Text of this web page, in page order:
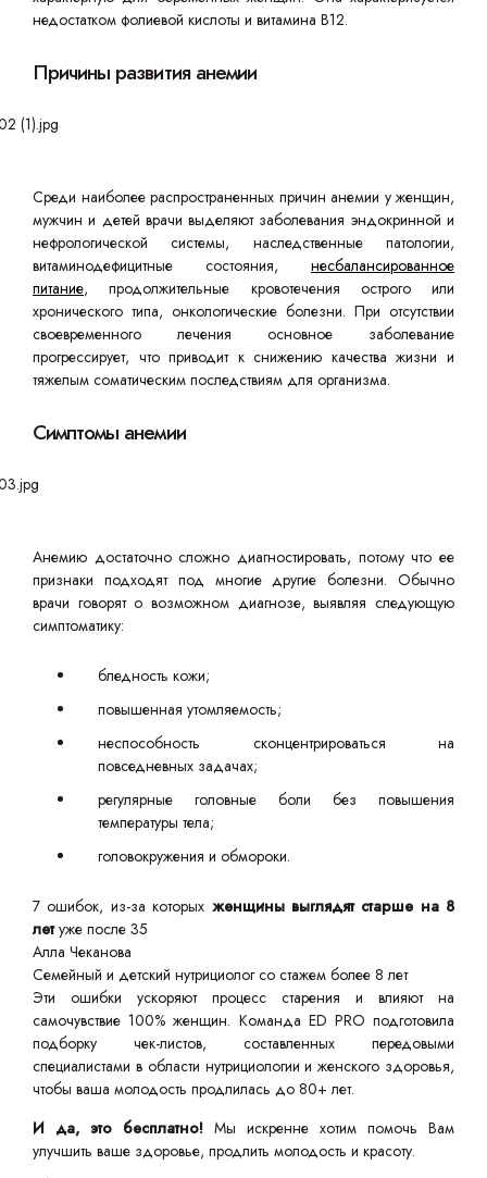
недостатком фолиевой кислоты и витамина В12.
Причины развития анемии
Среди наиболее распространенных причин анемии у женщин,
мужчин и детей врачи выделяют заболевания эндокринной и
нефрологической системы, наследственные патологии,
витаминодефицитные состояния, несбалансированное
питание, продолжительные кровотечения острого или
хронического типа, онкологические болезни. При отсутствии
своевременного лечения основное заболевание
прогрессирует, что приводит к снижению качества жизни и
тяжелым соматическим последствиям для организма.
Симптомы анемии
Анемию достаточно сложно диагностировать, потому что ее
признаки подходят под многие другие болезни. Обычно
врачи говорят о возможном диагнозе, выявляя следующую
симптоматику:
бледность кожи;
повышенная утомляемость;
неспособность сконцентрироваться на
повседневных задачах;
регулярные головные боли без повышения
температуры тела;
головокружения и обмороки.
7 ошибок, из-за которых женщины выглядят старше на 8
летуже после 35
Алла Чеканова
Семейный и детский нутрициолог со стажем более 8 лет
Эти ошибки ускоряют процесс старения и влияют на
самочувствие 100% женщин. Команда ED PRO подготовила
подборку чек-листов, составленных передовыми
специалистами в области нутрициологии и женского здоровья,
чтобы ваша молодость продлилась до 80+ лет.
И да, это бесплатно! Мы искренне хотим помочь Вам
улучшить ваше здоровье, продлить молодость и красоту.